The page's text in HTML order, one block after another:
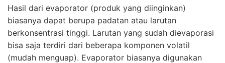
Hasil dari evaporator (produk yang diinginkan)
biasanya dapat berupa padatan atau larutan
berkonsentrasi tinggi. Larutan yang sudah dievaporasi
bisa saja terdiri dari beberapa komponen volatil
(mudah menguap). Evaporator biasanya digunakan